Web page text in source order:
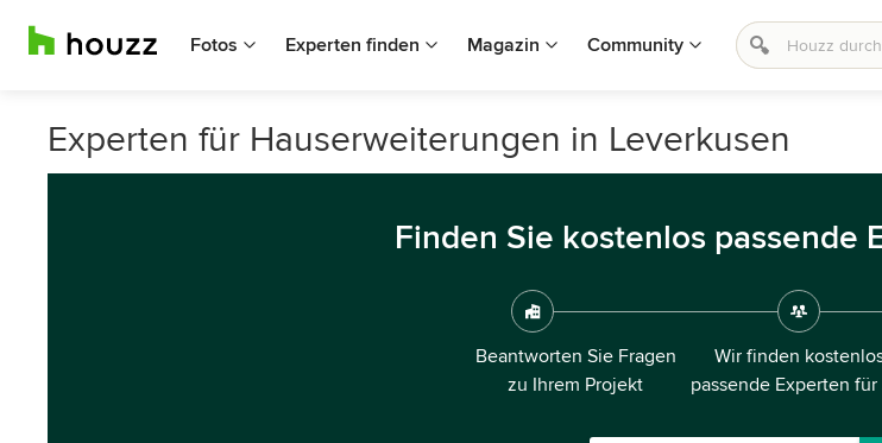
Fotos Experten finden Magazin Community
Experten für Hauserweiterungen in Leverkusen
Finden Sie kostenlos passende
Beantworten Sie Fragen
zu Ihrem Projekt
Wir finden
passende Experten für